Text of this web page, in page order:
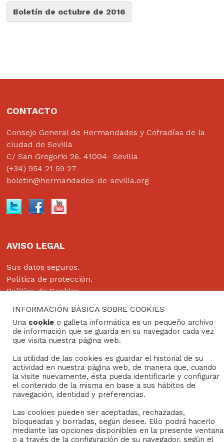
Boletín de octubre de 2016
CONTACTO
Consejo General de Hermandades y Cofradías de la
ciudad de Sevilla
C/ San Gregorio 26. 41004- Sevilla
(+34) 954 21 59 27
boletin@hermandades-de-sevilla.org
AVISO LEGAL
Sus datos seguros.
Política de protección.
Política de Cookies.
Copyright © 2022 Grupo Studium Formación
INFORMACIÓN BÁSICA SOBRE COOKIES
Una cookie o galleta informática es un pequeño archivo
de información que se guarda en su navegador cada vez
que visita nuestra página web.
La utilidad de las cookies es guardar el historial de su
actividad en nuestra página web, de manera que, cuando
la visite nuevamente, ésta pueda identificarle y configurar
el contenido de la misma en base a sus hábitos de
navegación, identidad y preferencias.
Las cookies pueden ser aceptadas, rechazadas,
bloqueadas y borradas, según desee. Ello podrá hacerlo
mediante las opciones disponibles en la presente ventana
o a través de la configuración de su navegador, según el